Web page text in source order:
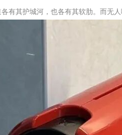
有其护城河，也各有其软肋。而无